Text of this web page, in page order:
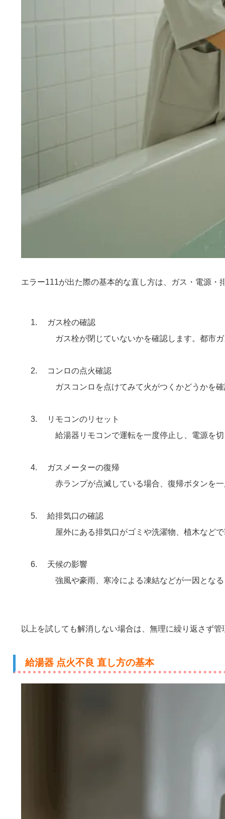
エラー111が出た際の基本的な直し方は、ガス・電源
ガス栓の確認
ガス栓が閉じていないかを確認します。都市
コンロの点火確認
ガスコンロを点けてみて火がつくかどうかを
リモコンのリセット
給湯器リモコンで運転を一度停止し、電源を
ガスメーターの復帰
赤ランプが点滅している場合、復帰ボタンを
給排気口の確認
屋外にある排気口がゴミや洗濯物、植木など
天候の影響
強風や豪雨、寒冷による凍結などが一因とな
以上を試しても解消しない場合は、無理に繰り返さず
給湯器 点火不良 直し方の基本